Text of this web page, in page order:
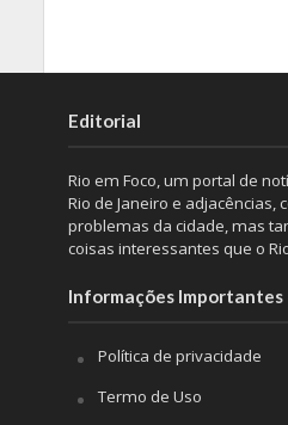
Editorial
Rio em Foco, um portal de
Rio de Janeiro e adjacências,
problemas da cidade, mas
coisas interessantes que o
Informações Importantes
Política de privacidade
Termo de Uso